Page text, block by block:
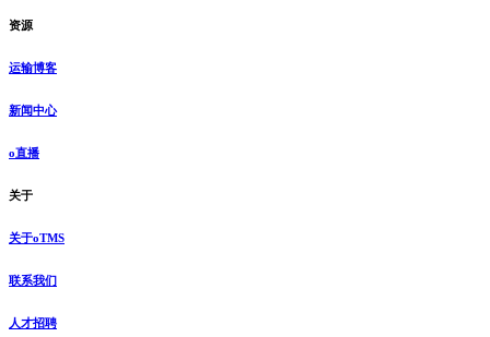
资源
运输博客
新闻中心
o直播
关于
关于oTMS
联系我们
人才招聘